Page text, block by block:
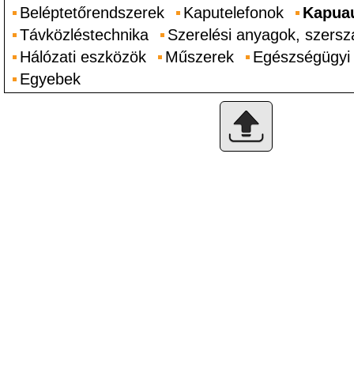
Beléptetőrendszerek
Kaputelefonok
Távközléstechnika
Szerelési anyagok,
Hálózati eszközök
Műszerek
Egyebek